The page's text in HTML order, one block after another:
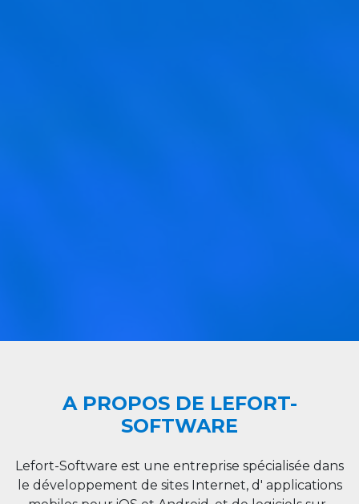
A PROPOS DE LEFORT-
SOFTWARE
Lefort-Software est une entreprise spécialisée dans
le développement de sites Internet, d' applications